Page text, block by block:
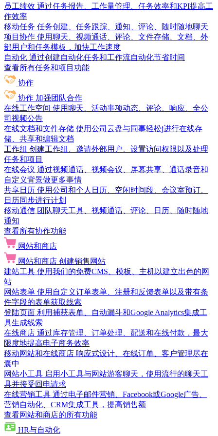
员工绩效 通过任务报告、工作量管理、任务效率和KPI提高工
作效率
移动任务 任务创建、任务跟踪、通知、评论、随时随地聊天
项目协作 使用聊天、视频通话、评论、文件存储、文档、外
部用户和任务模板，加快工作速度
自动化 通过创建自动化任务和工作流自动化节省时间
查看所有任务和项目功能
协作
协作 加强团队合作
在线工作空间 使用聊天、活动事项动态、评论、响应、全公
司视频公告
在线文档和文件存储 使用公司云盘与同事轻松j进行在线存
储、共享和编辑文档
工作组 创建工作组、邀请外部用户、设置访问权限以及处理
任务和项目
在线会议 通过视频通话、视频会议、屏幕共享、通话录音和
自定义背景做更多事情
共享日历 使用公司和个人日历、空闲时间段、会议室预订、
日历同步进行计划
移动通信 团队聊天工具、视频通话、评论、日历、随时随地
通知
查看所有协作功能
网站和商店
网站和商店 创建销售网站
建站工具 使用我们的免费CMS、模板、主机以建立出色的网
站
网站表单 使用自定义订单表单、注册和反馈表单以及带有条
件字段的表单获取线索
登陆页面 利用捕获表单、自动漏斗和Google Analytics集成工
具生成线索
在线商店 通过库存管理、订单处理、配送和在线付款，最大
限度地提高电子商务效率
移动网站和在线商店 响应式设计、在线订单、客户管理尽在
囊中
网站小工具 启用小工具与网站游客聊天，使用流行的聊天工
具并接受回电请求
在线营销工具 通过电子邮件营销、Facebook或Google广告、
营销自动化、CRM集成工具，提高销售额
查看网站和商店的所有功能
HR与自动化